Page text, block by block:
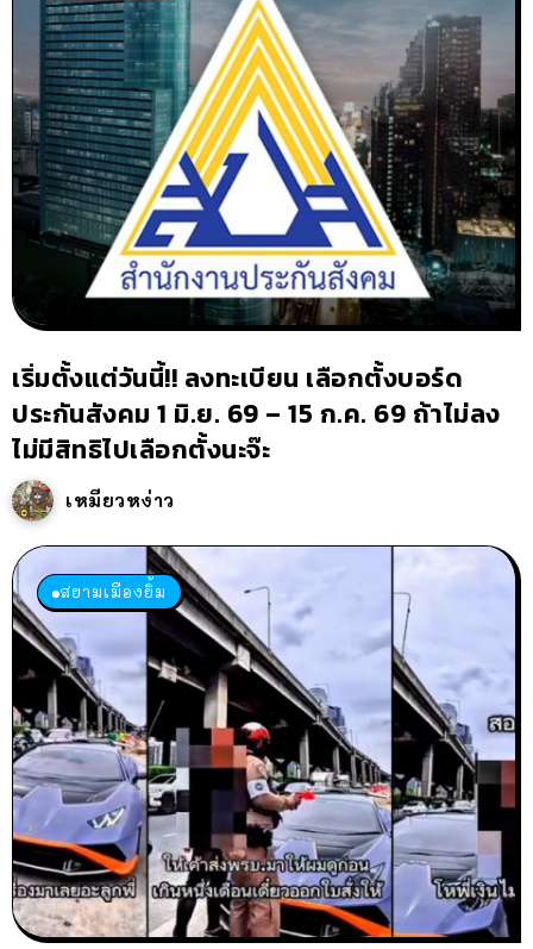
เริ่มตั้งแต่วันนี้!! ลงทะเบียน เลือกตั้งบอร์ด
ประกันสังคม 1 มิ.ย. 69 – 15 ก.ค. 69 ถ้าไม่ลง
ไม่มีสิทธิไปเลือกตั้งนะจ๊ะ
เหมียวหง่าว
สยามเมืองยิ้ม